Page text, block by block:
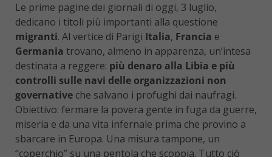
Le prime pagine dei giornali di oggi, 3 luglio,
dedicano i titoli più importanti alla questione
migranti. Al vertice di Parigi Italia, Francia e
Germania trovano, almeno in apparenza, un’intesa
destinata a reggere: più denaro alla Libia e più
controlli sulle navi delle organizzazioni non
governative che salvano i profughi dai naufragi.
Obiettivo: fermare la povera gente in fuga da guerre,
miseria e da una vita infernale prima che provino a
sbarcare in Europa. Una misura tampone, un
“coperchio” su una pentola che scoppia. Tutto ciò